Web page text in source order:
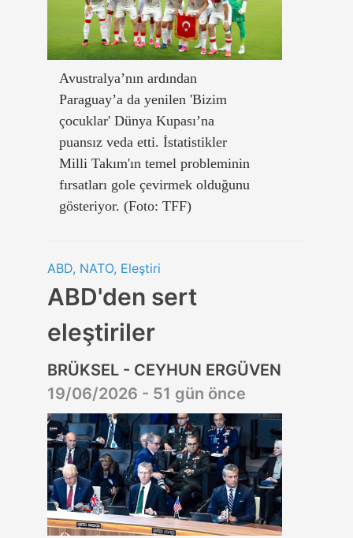
Avustralya’nın ardından
Paraguay’a da yenilen 'Bizim
çocuklar' Dünya Kupası’na
puansız veda etti. İstatistikler
Milli Takım'ın temel probleminin
fırsatları gole çevirmek olduğunu
gösteriyor. (Foto: TFF)
ABD, NATO, Eleştiri
ABD'den sert
eleştiriler
BRÜKSEL - CEYHUN ERGÜVEN
19/06/2026 - 51 gün önce